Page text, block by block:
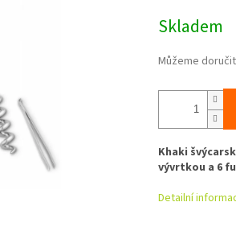
cena:
Skladem
Můžeme
Khaki
vývrtkou a 6
Detailní